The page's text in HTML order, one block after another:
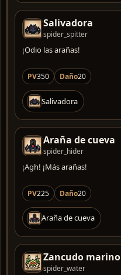
Salivadora
spider_spitter
¡Odio las arañas!
PV350 Daño20
Salivadora
Araña de cueva
spider_hider
¡Agh! ¡Más arañas!
PV225 Daño20
Araña de cueva
Zancudo marino
spider_water